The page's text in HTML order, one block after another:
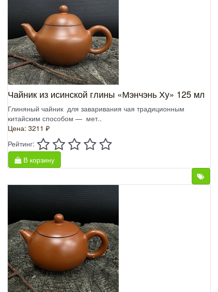
Чайник из исинской глины «Мэнчэнь Ху» 125 мл
Глиняный чайник для заваривания чая традиционным
китайским способом — мет..
Цена: 3211 ₽
Рейтинг:
В корзину